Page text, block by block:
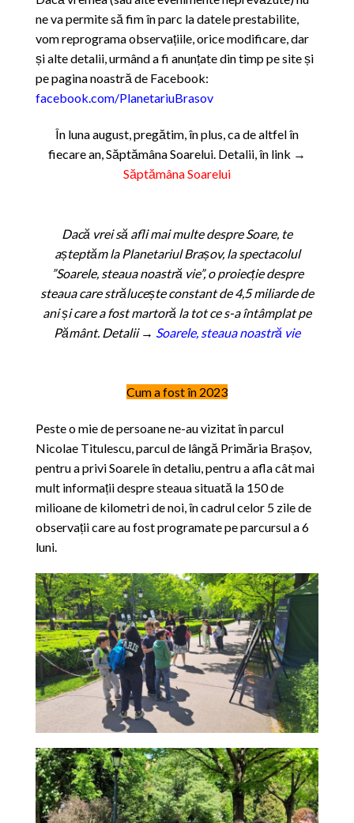
ne va permite să fim în parc la datele prestabilite,
vom reprograma observațiile, orice modificare, dar
și alte detalii, urmând a fi anunțate din timp pe site și
pe pagina noastră de Facebook:
facebook.com/PlanetariuBrasov
În luna august, pregătim, în plus, ca de altfel în
fiecare an, Săptămâna Soarelui. Detalii, în link →
Săptămâna Soarelui
Dacă vrei să afli mai multe despre Soare, te
așteptăm la Planetariul Brașov, la spectacolul
”Soarele, steaua noastră vie”, o proiecție despre
steaua care strălucește constant de 4,5 miliarde de
ani și care a fost martoră la tot ce s-a întâmplat pe
Pământ. Detalii → Soarele, steaua noastră vie
Cum a fost în 2023
Peste o mie de persoane ne-au vizitat în parcul
Nicolae Titulescu, parcul de lângă Primăria Brașov,
pentru a privi Soarele în detaliu, pentru a afla cât mai
mult informații despre steaua situată la 150 de
milioane de kilometri de noi, în cadrul celor 5 zile de
observații care au fost programate pe parcursul a 6
luni.